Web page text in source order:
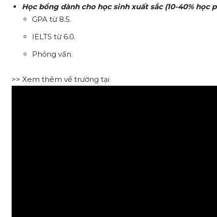
Học bổng dành cho học sinh xuất sắc (10-40% học
GPA từ 8.5.
IELTS từ 6.0.
Phỏng vấn.
>> Xem thêm về trường tại